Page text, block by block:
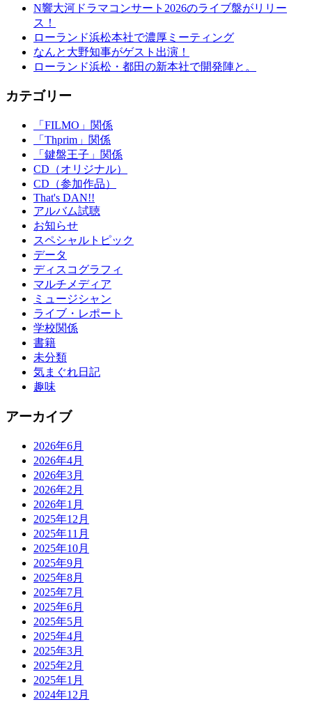
N響大河ドラマコンサート2026のライブ盤がリリー
ス！
ローランド浜松本社で濃厚ミーティング
なんと大野知事がゲスト出演！
ローランド浜松・都田の新本社で開発陣と。
カテゴリー
「FILMO」関係
「Thprim」関係
「鍵盤王子」関係
CD（オリジナル）
CD（参加作品）
That's DAN!!
アルバム試聴
お知らせ
スペシャルトピック
データ
ディスコグラフィ
マルチメディア
ミュージシャン
ライブ・レポート
学校関係
書籍
未分類
気まぐれ日記
趣味
アーカイブ
2026年6月
2026年4月
2026年3月
2026年2月
2026年1月
2025年12月
2025年11月
2025年10月
2025年9月
2025年8月
2025年7月
2025年6月
2025年5月
2025年4月
2025年3月
2025年2月
2025年1月
2024年12月